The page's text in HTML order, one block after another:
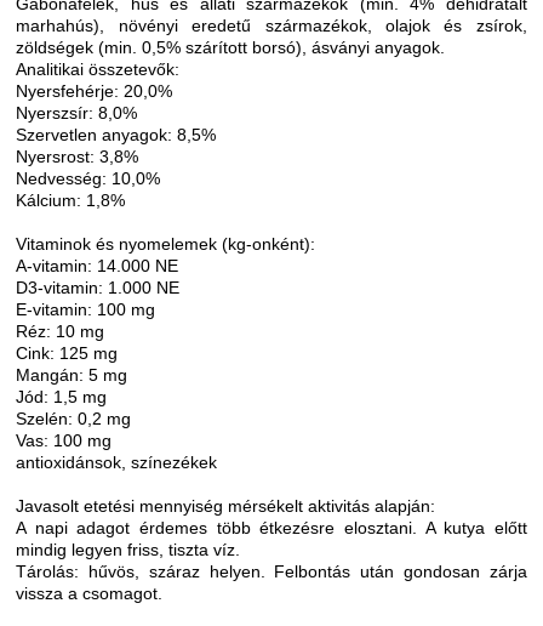
marhahús), növényi eredetű származékok, olajok és zsírok,
zöldségek (min. 0,5% szárított borsó), ásványi anyagok.
Analitikai összetevők:
Nyersfehérje: 20,0%
Nyerszsír: 8,0%
Szervetlen anyagok: 8,5%
Nyersrost: 3,8%
Nedvesség: 10,0%
Kálcium: 1,8%
Vitaminok és nyomelemek (kg-onként):
A-vitamin: 14.000 NE
D3-vitamin: 1.000 NE
E-vitamin: 100 mg
Réz: 10 mg
Cink: 125 mg
Mangán: 5 mg
Jód: 1,5 mg
Szelén: 0,2 mg
Vas: 100 mg
antioxidánsok, színezékek
Javasolt etetési mennyiség mérsékelt aktivitás alapján:
A napi adagot érdemes több étkezésre elosztani. A kutya előtt
mindig legyen friss, tiszta víz.
Tárolás: hűvös, száraz helyen. Felbontás után gondosan zárja
vissza a csomagot.